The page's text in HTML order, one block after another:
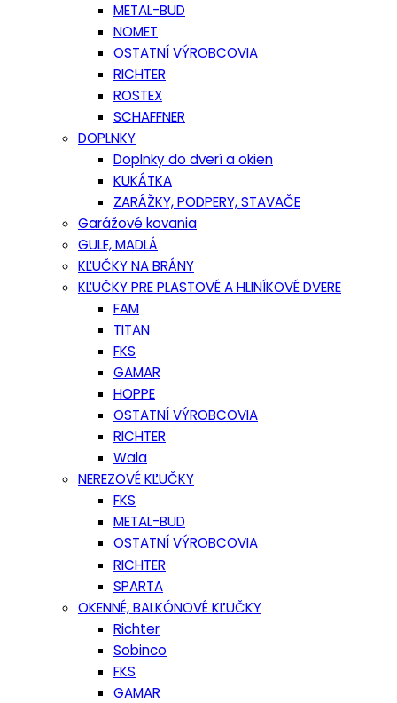
METAL-BUD
NOMET
OSTATNÍ VÝROBCOVIA
RICHTER
ROSTEX
SCHAFFNER
DOPLNKY
Doplnky do dverí a okien
KUKÁTKA
ZARÁŽKY, PODPERY, STAVAČE
Garážové kovania
GULE, MADLÁ
KĽUČKY NA BRÁNY
KĽUČKY PRE PLASTOVÉ A HLINÍKOVÉ DVERE
FAM
TITAN
FKS
GAMAR
HOPPE
OSTATNÍ VÝROBCOVIA
RICHTER
Wala
NEREZOVÉ KĽUČKY
FKS
METAL-BUD
OSTATNÍ VÝROBCOVIA
RICHTER
SPARTA
OKENNÉ, BALKÓNOVÉ KĽUČKY
Richter
Sobinco
FKS
GAMAR